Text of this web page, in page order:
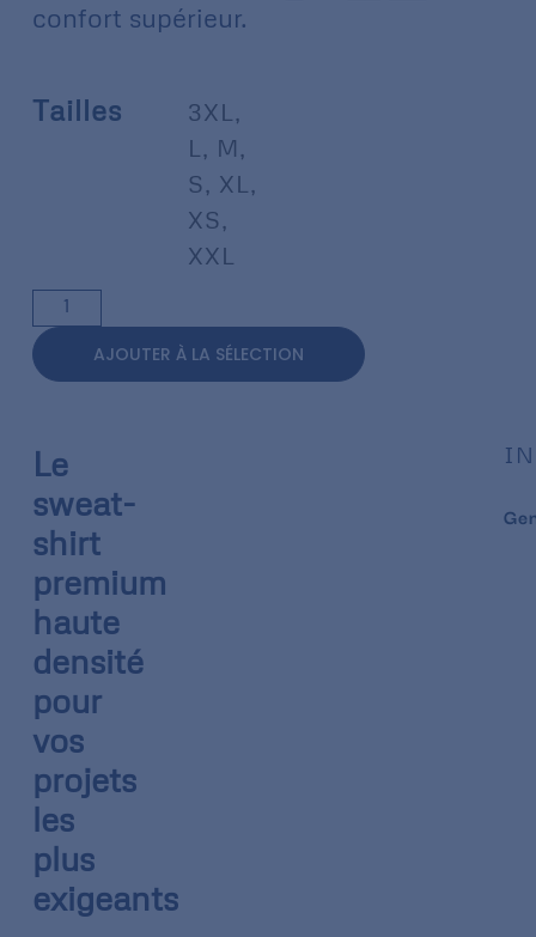
confort supérieur.
Tailles 3XL ,
L , M ,
S , XL ,
XS ,
XXL
AJOUTER À LA SÉLECTION
Le
sweat-
shirt
premium
haute
densité
pour
vos
projets
les
plus
exigeants